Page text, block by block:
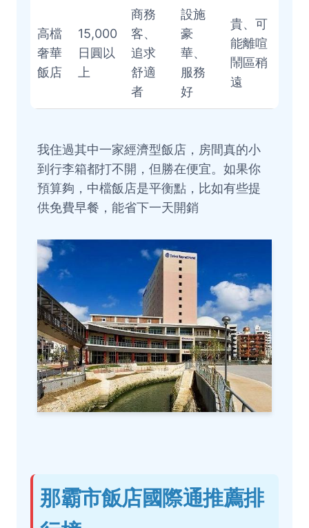
高檔
奢華
飯店
15,000
日圓以
上
商務
客、
追求
舒適
者
設施
豪
華、
服務
好
貴、可
能離喧
鬧區稍
遠
我住過其中一家經濟型飯店，房間真的小
到行李箱都打不開，但勝在便宜。如果你
預算夠，中檔飯店是平衡點，比如有些提
供免費早餐，能省下一天開銷
那霸市飯店國際通推薦排